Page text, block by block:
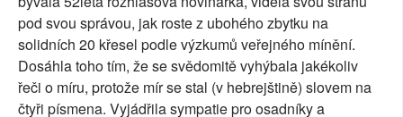
pod svou správou, jak roste z ubohého zbytku na
solidních 20 křesel podle výzkumů veřejného mínění.
Dosáhla toho tím, že se svědomitě vyhýbala jakékoliv
řeči o míru, protože mír se stal (v hebrejštině) slovem na
čtyři písmena. Vyjádřila sympatie pro osadníky a